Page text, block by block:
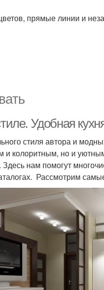
прямые линии и
Удобная
стиля автора и
и колоритным, но и
нам помогут
Рассмотрим